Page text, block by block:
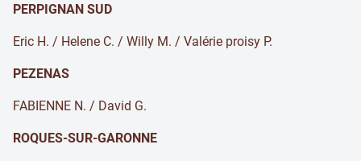
PERPIGNAN SUD
Eric H. / Helene C. / Willy M. / Valérie proisy P.
PEZENAS
FABIENNE N. / David G.
ROQUES-SUR-GARONNE